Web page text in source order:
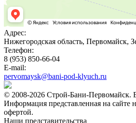
Адрес:
Нижегородская область, Первомайск,
Телефон:
8 (953) 850-66-04
E-mail:
pervomaysk@bani-pod-klyuch.ru
© 2008-2026 Строй-Бани-Первомайск.
Информация представленная на сайте
офертой.
Наши представительства